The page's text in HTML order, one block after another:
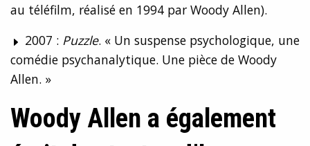
au téléfilm, réalisé en 1994 par Woody Allen).
2007 : Puzzle. « Un suspense psychologique, une
comédie psychanalytique. Une pièce de Woody
Allen. »
Woody Allen a également